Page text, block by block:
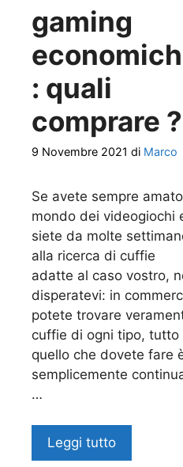
gaming
: quali
comprare ?
9 Novembre 2021 di Marco
Se avete sempre
mondo dei videogiochi
siete da molte
alla ricerca di cuffie
adatte al caso vostro,
disperatevi: in
potete trovare
cuffie di ogni tipo, tutto
quello che dovete fare
semplicemente
…
Leggi tutto